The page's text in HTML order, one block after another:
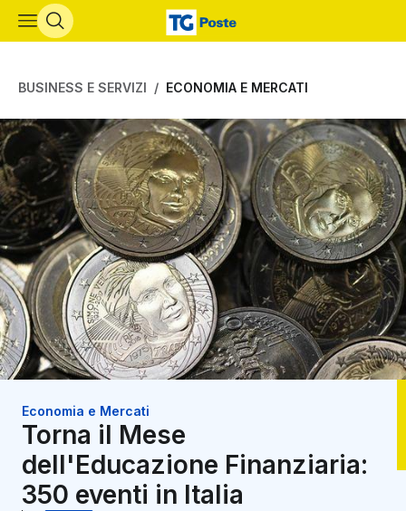
Vai al contenuto principale
BUSINESS E SERVIZI ECONOMIA E MERCATI
Economia e Mercati
Torna il Mese
dell'Educazione Finanziaria:
350 eventi in Italia